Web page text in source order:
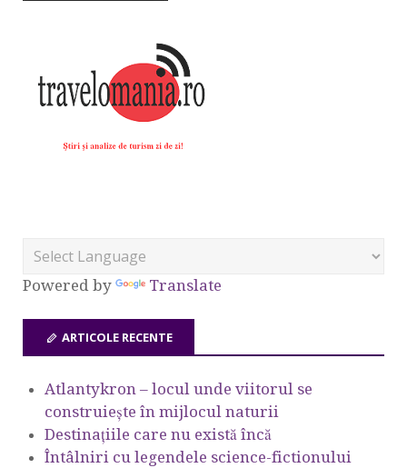
Powered by Translate
ARTICOLE RECENTE
Atlantykron – locul unde viitorul se
construiește în mijlocul naturii
Destinațiile care nu există încă
Întâlniri cu legendele science-fictionului